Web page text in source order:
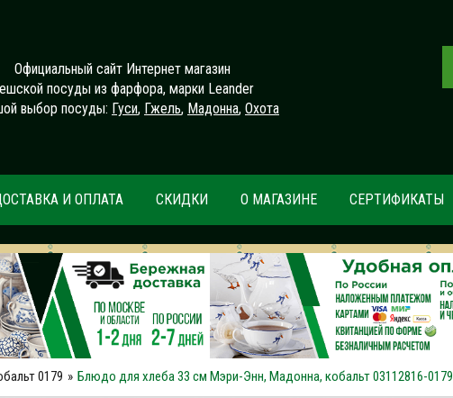
Официальный сайт Интернет магазин
посуды из фарфора, марки Leander
выбор посуды: Гуси, Гжель, Мадонна, Охота
И ОПЛАТА СКИДКИ О МАГАЗИНЕ СЕРТИФИКАТЫ
0179 Блюдо для хлеба 33 см Мэри-Энн, Мадонна, кобальт 03112816-0179